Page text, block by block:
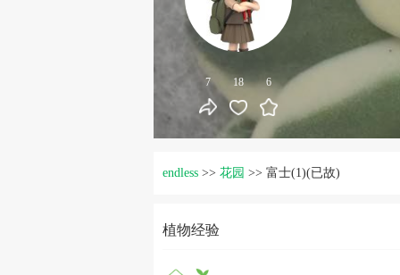
7 18 6
endless >> 花园 >> 富士(1)(已故)
植物经验